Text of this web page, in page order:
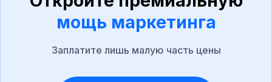
мощь маркетинга
Заплатите лишь малую часть цены